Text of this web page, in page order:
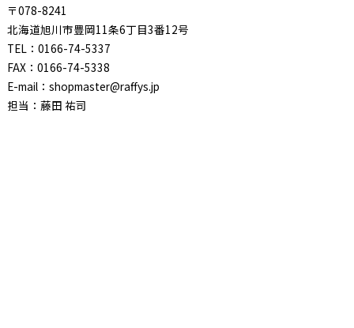
〒078-8241
北海道旭川市豊岡11条6丁目3番12号
TEL：0166-74-5337
FAX：0166-74-5338
E-mail：shopmaster@raffys.jp
担当：藤田 祐司